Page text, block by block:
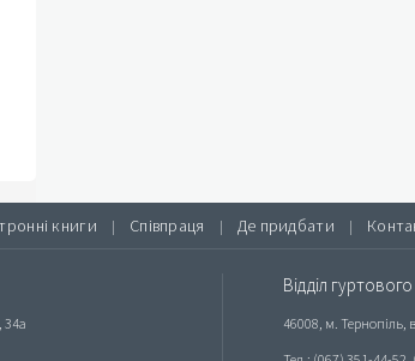
книги | Співпраця | Де придбати |
34а
Відділ
46008, м. Тернопіль,